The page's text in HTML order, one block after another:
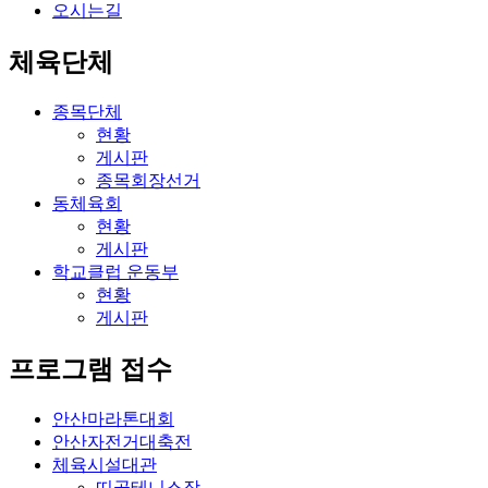
오시는길
체육단체
종목단체
현황
게시판
종목회장선거
동체육회
현황
게시판
학교클럽 운동부
현황
게시판
프로그램 접수
안산마라톤대회
안산자전거대축전
체육시설대관